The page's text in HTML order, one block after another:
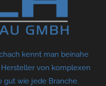
kennt man beinahe
von komplexen
gut wie jede Branche.